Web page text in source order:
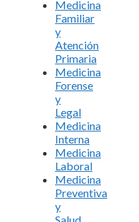
Medicina
Familiar
y
Atención
Primaria
Medicina
Forense
y
Legal
Medicina
Interna
Medicina
Laboral
Medicina
Preventiva
y